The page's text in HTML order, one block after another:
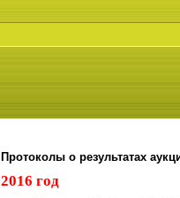
Протоколы о результатах
2016 год